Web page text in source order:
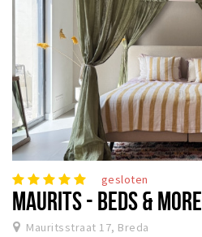
gesloten
MAURITS - BEDS & MORE
Mauritsstraat 17, Breda